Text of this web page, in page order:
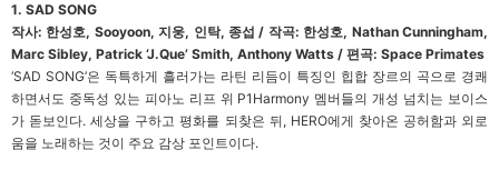
1. SAD SONG
작사: 한성호, Sooyoon, 지웅, 인탁, 종섭 / 작곡: 한성호, Nathan Cunningham,
Marc Sibley, Patrick ‘J.Que’ Smith, Anthony Watts / 편곡: Space Primates
‘SAD SONG’은 독특하게 흘러가는 라틴 리듬이 특징인 힙합 장르의 곡으로 경쾌
하면서도 중독성 있는 피아노 리프 위 P1Harmony 멤버들의 개성 넘치는 보이스
가 돋보인다. 세상을 구하고 평화를 되찾은 뒤, HERO에게 찾아온 공허함과 외로
움을 노래하는 것이 주요 감상 포인트이다.